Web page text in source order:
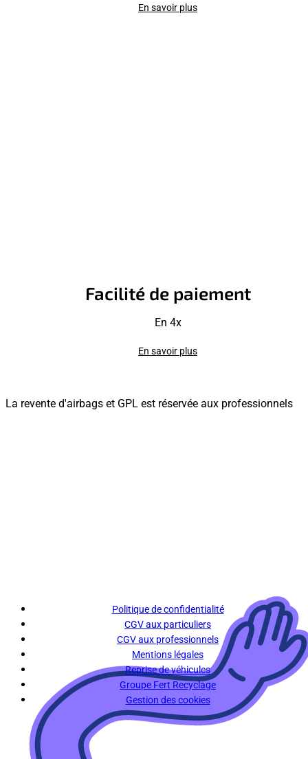
En savoir plus
Facilité de paiement
En 4x
En savoir plus
La revente d'airbags et GPL est réservée aux professionnels
Politique de confidentialité
CGV aux particuliers
CGV aux professionnels
Mentions légales
Reprise de véhicules
Groupe Fert Recyclage
Gestion des cookies